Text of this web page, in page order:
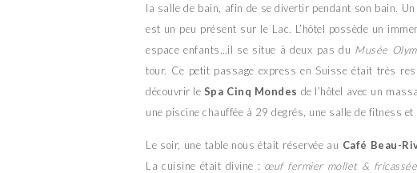
la salle de bain, afin de se divertir pendant son bain.
est un peu présent sur le Lac. L’hôtel possède un
espace enfants…il se situe à deux pas du Musée
tour. Ce petit passage express en Suisse était très
découvrir le Spa Cinq Mondes de l’hôtel avec un
une piscine chauffée à 29 degrés, une salle de fitness
Le soir, une table nous était réservée au Café Beau-
La cuisine était divine : œuf fermier mollet &